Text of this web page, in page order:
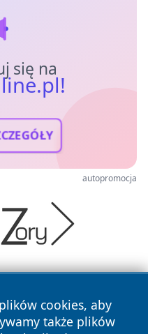
się na
autopromocja
cookies, aby
także plików